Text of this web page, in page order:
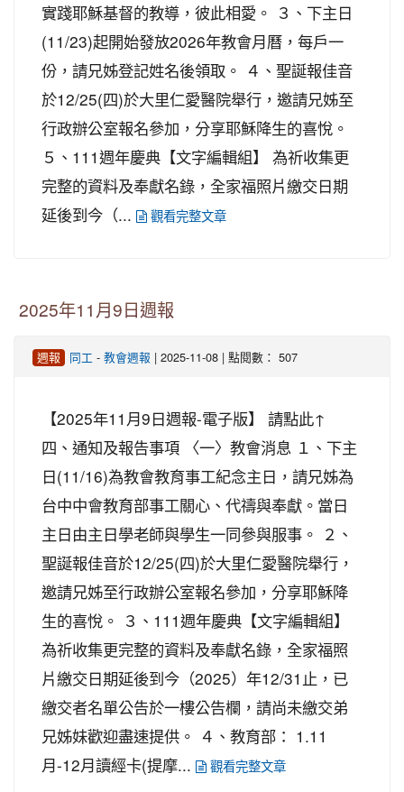
實踐耶穌基督的教導，彼此相愛。 ３、下主日
(11/23)起開始發放2026年教會月曆，每戶一
份，請兄姊登記姓名後領取。 ４、聖誕報佳音
於12/25(四)於大里仁愛醫院舉行，邀請兄姊至
行政辦公室報名參加，分享耶穌降生的喜悅。
５、111週年慶典【文字編輯組】 為祈收集更
完整的資料及奉獻名錄，全家福照片繳交日期
延後到今（...
觀看完整文章
2025年11月9日週報
週報 同工 -教會週報 | 2025-11-08 | 點閱數： 507
【2025年11月9日週報-電子版】 請點此↑
四、通知及報告事項 〈一〉教會消息 １、下主
日(11/16)為教會教育事工紀念主日，請兄姊為
台中中會教育部事工關心、代禱與奉獻。當日
主日由主日學老師與學生一同參與服事。 ２、
聖誕報佳音於12/25(四)於大里仁愛醫院舉行，
邀請兄姊至行政辦公室報名參加，分享耶穌降
生的喜悅。 ３、111週年慶典【文字編輯組】
為祈收集更完整的資料及奉獻名錄，全家福照
片繳交日期延後到今（2025）年12/31止，已
繳交者名單公告於一樓公告欄，請尚未繳交弟
兄姊妹歡迎盡速提供。 ４、教育部： 1.11
月-12月讀經卡(提摩...
觀看完整文章